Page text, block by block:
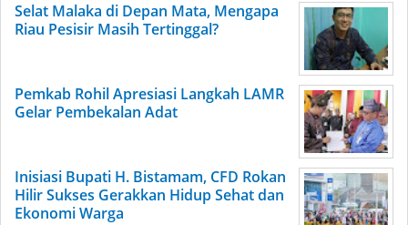
Selat Malaka di Depan Mata, Mengapa
Riau Pesisir Masih Tertinggal?
Pemkab Rohil Apresiasi Langkah LAMR
Gelar Pembekalan Adat
Inisiasi Bupati H. Bistamam, CFD Rokan
Hilir Sukses Gerakkan Hidup Sehat dan
Ekonomi Warga